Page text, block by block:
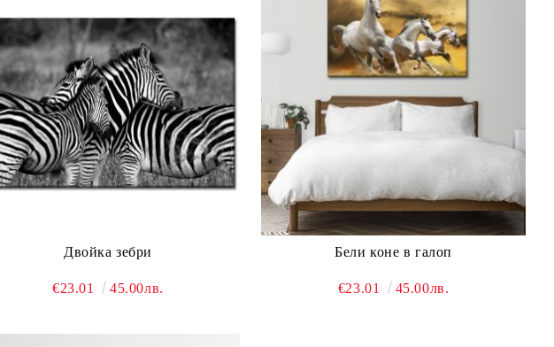
Двойка зебри
€23.01 45.00лв.
Бели коне в галоп
€23.01 45.00лв.